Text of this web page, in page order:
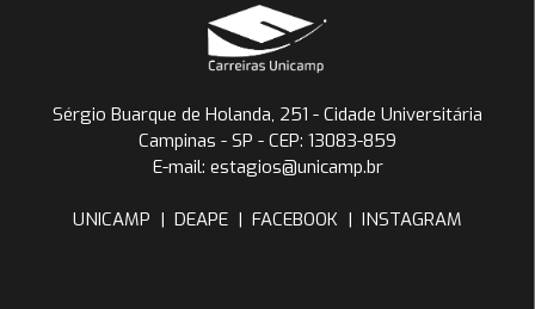
Sérgio Buarque de Holanda, 251 - Cidade Universitária
Campinas - SP - CEP: 13083-859
E-mail: estagios@unicamp.br
UNICAMP | DEAPE | FACEBOOK | INSTAGRAM